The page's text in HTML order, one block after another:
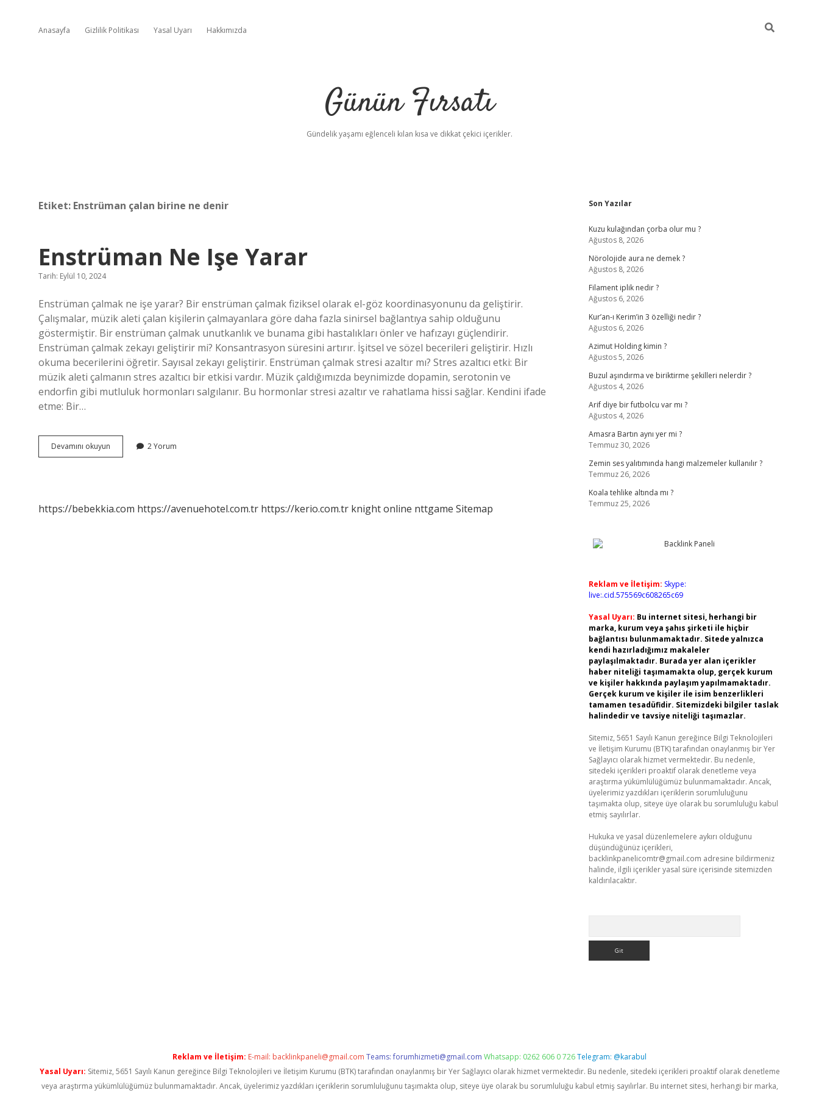
Anasayfa Gizlilik Politikası Yasal Uyarı Hakkımızda
Günün Fırsatı
Gündelik yaşamı eğlenceli kılan kısa ve dikkat çekici içerikler.
Etiket: Enstrüman çalan birine ne denir
Enstrüman Ne Işe Yarar
Tarih: Eylül 10, 2024
Enstrüman çalmak ne işe yarar? Bir enstrüman çalmak fiziksel olarak el-göz koordinasyonunu da geliştirir.
Çalışmalar, müzik aleti çalan kişilerin çalmayanlara göre daha fazla sinirsel bağlantıya sahip olduğunu
göstermiştir. Bir enstrüman çalmak unutkanlık ve bunama gibi hastalıkları önler ve hafızayı güçlendirir.
Enstrüman çalmak zekayı geliştirir mi? Konsantrasyon süresini artırır. İşitsel ve sözel becerileri geliştirir. Hızlı
okuma becerilerini öğretir. Sayısal zekayı geliştirir. Enstrüman çalmak stresi azaltır mı? Stres azaltıcı etki: Bir
müzik aleti çalmanın stres azaltıcı bir etkisi vardır. Müzik çaldığımızda beynimizde dopamin, serotonin ve
endorfin gibi mutluluk hormonları salgılanır. Bu hormonlar stresi azaltır ve rahatlama hissi sağlar. Kendini ifade
etme: Bir…
Devamını okuyun Enstrüman
Ne
2 Yorum
https://bebekkia.com https://avenuehotel.com.tr https://kerio.com.tr knight online nttgame Sitemap
Sidebar
Son Yazılar
Kuzu kulağından çorba olur mu ?
Ağustos 8, 2026
Nörolojide aura ne demek ?
Ağustos 8, 2026
Filament iplik nedir ?
Ağustos 6, 2026
Kur’an-ı Kerim’in 3 özelliği nedir ?
Ağustos 6, 2026
Azimut Holding kimin ?
Ağustos 5, 2026
Buzul aşındırma ve biriktirme şekilleri nelerdir ?
Ağustos 4, 2026
Arif diye bir futbolcu var mı ?
Ağustos 4, 2026
Amasra Bartın aynı yer mi ?
Temmuz 30, 2026
Zemin ses yalıtımında hangi malzemeler kullanılır ?
Temmuz 26, 2026
Koala tehlike altında mı ?
Temmuz 25, 2026
Reklam ve İletişim: Skype:
live:.cid.575569c608265c69
Yasal Uyarı: Bu internet sitesi, herhangi bir
marka, kurum veya şahıs şirketi ile hiçbir
bağlantısı bulunmamaktadır. Sitede yalnızca
kendi hazırladığımız makaleler
paylaşılmaktadır. Burada yer alan içerikler
haber niteliği taşımamakta olup, gerçek kurum
ve kişiler hakkında paylaşım yapılmamaktadır.
Gerçek kurum ve kişiler ile isim benzerlikleri
tamamen tesadüfidir. Sitemizdeki bilgiler taslak
halindedir ve tavsiye niteliği taşımazlar.
Sitemiz, 5651 Sayılı Kanun gereğince Bilgi Teknolojileri
ve İletişim Kurumu (BTK) tarafından onaylanmış bir Yer
Sağlayıcı olarak hizmet vermektedir. Bu nedenle,
sitedeki içerikleri proaktif olarak denetleme veya
araştırma yükümlülüğümüz bulunmamaktadır. Ancak,
üyelerimiz yazdıkları içeriklerin sorumluluğunu
taşımakta olup, siteye üye olarak bu sorumluluğu kabul
etmiş sayılırlar.
Hukuka ve yasal düzenlemelere aykırı olduğunu
düşündüğünüz içerikleri,
backlinkpanelicomtr@gmail.com adresine bildirmeniz
halinde, ilgili içerikler yasal süre içerisinde sitemizden
kaldırılacaktır.
vdcasino güncel giriş
Reklam ve İletişim: E-mail: backlinkpaneli@gmail.com Teams:forumhizmeti@gmail.com Whatsapp: 0262 606 0 726Telegram: @karabul
Yasal Uyarı: Sitemiz, 5651 Sayılı Kanun gereğince Bilgi Teknolojileri ve İletişim Kurumu (BTK) tarafından onaylanmış bir Yer Sağlayıcı olarak hizmet vermektedir. Bu nedenle, sitedeki içerikleri proaktif olarak denetleme
veya araştırma yükümlülüğümüz bulunmamaktadır. Ancak, üyelerimiz yazdıkları içeriklerin sorumluluğunu taşımakta olup, siteye üye olarak bu sorumluluğu kabul etmiş sayılırlar. Bu internet sitesi, herhangi bir marka,